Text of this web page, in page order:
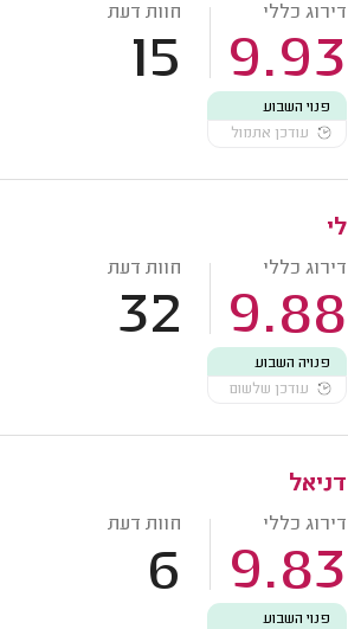
דירוג כללי
9.93
חוות דעת
15
פנוי השבוע
עודכן אתמול
לי
דירוג כללי
9.88
חוות דעת
32
פנויה השבוע
עודכן שלשום
דניאל
דירוג כללי
9.83
חוות דעת
6
פנוי השבוע